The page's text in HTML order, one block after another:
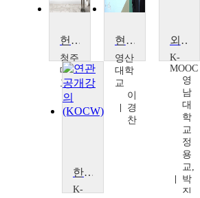
헌법으로 읽는 한국사회
청주
대학
교
한
현대한국사회
영산
대학
교
이
경
찬
외국인을 위한 다문화 한국사회의 이해
K-
MOOC
영
남
대
학
교
정
용
교,
박
진
한국사 입문
K-